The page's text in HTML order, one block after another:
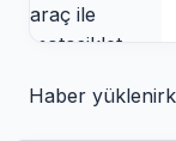
Haber